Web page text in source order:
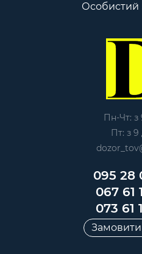
Особистий
Пн-Чт: з
Пт: з 9
095 28
067 61
073 61
Замовити